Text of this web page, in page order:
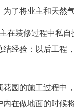
了将业主和天然
装修过程中私自
经验：以后工程
的施工过程中
在做地面的时候